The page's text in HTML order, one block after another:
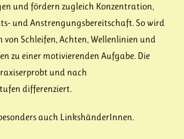
und fördern zugleich Konzentration,
und Anstrengungsbereitschaft. So wird
von Schleifen, Achten, Wellenlinien und
zu einer motivierenden Aufgabe. Die
und nach
differenziert.
auch LinkshänderInnen.